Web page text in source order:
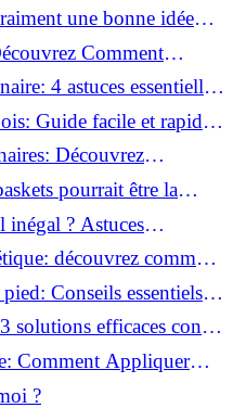
une bonne idée
Comment
Cellulaire!
4 astuces essentielles
être!
Guide facile et rapide
Découvrez
transforment la
pourrait être la
inégal ? Astuces
découvrez comment
soins beauté!
Conseils essentiels
solutions efficaces contre
Comment Appliquer
?